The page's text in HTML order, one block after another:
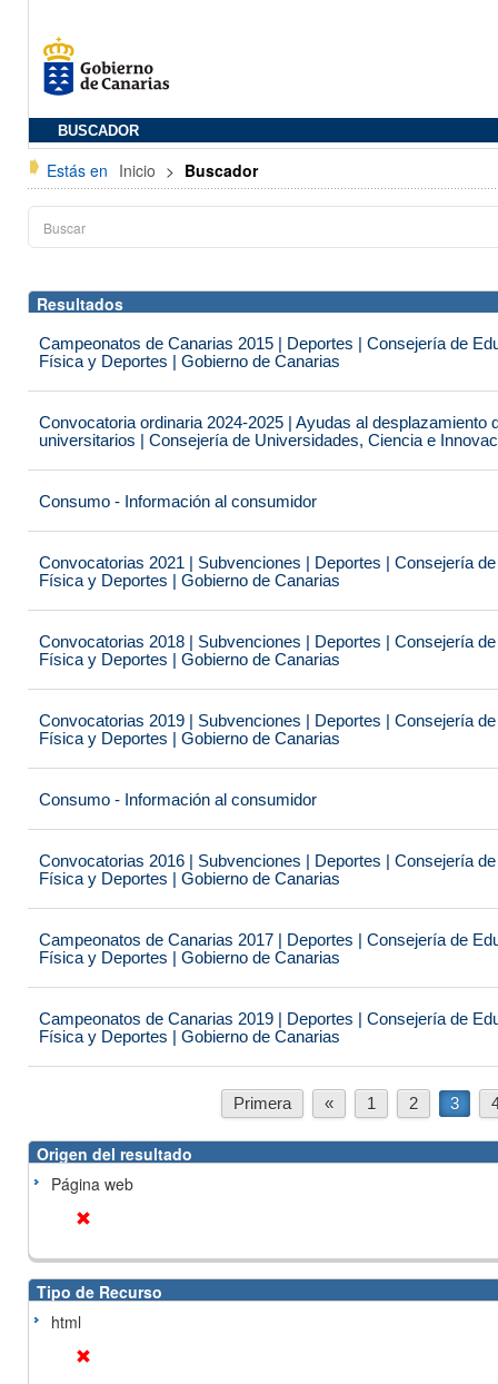
BUSCADOR
Estás en Inicio > Buscador
Resultados
Campeonatos de Canarias 2015 | Deportes | Consejería de
Física y Deportes | Gobierno de Canarias
Convocatoria ordinaria 2024-2025 | Ayudas al desplazamiento
universitarios | Consejería de Universidades, Ciencia e
Consumo - Información al consumidor
Convocatorias 2021 | Subvenciones | Deportes | Consejería
Física y Deportes | Gobierno de Canarias
Convocatorias 2018 | Subvenciones | Deportes | Consejería
Física y Deportes | Gobierno de Canarias
Convocatorias 2019 | Subvenciones | Deportes | Consejería
Física y Deportes | Gobierno de Canarias
Consumo - Información al consumidor
Convocatorias 2016 | Subvenciones | Deportes | Consejería
Física y Deportes | Gobierno de Canarias
Campeonatos de Canarias 2017 | Deportes | Consejería de
Física y Deportes | Gobierno de Canarias
Campeonatos de Canarias 2019 | Deportes | Consejería de
Física y Deportes | Gobierno de Canarias
Primera « 1 2 3
Origen del resultado
Página web
Tipo de Recurso
html